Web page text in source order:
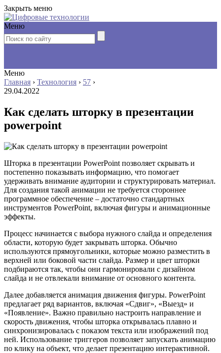
Закрыть меню
Меню
Меню
Главная › Технология › 57 ›
29.04.2022
Как сделать шторку в презентации
powerpoint
Шторка в презентации PowerPoint позволяет скрывать и
постепенно показывать информацию, что помогает
удерживать внимание аудитории и структурировать материал.
Для создания такой анимации не требуется стороннее
программное обеспечение – достаточно стандартных
инструментов PowerPoint, включая фигуры и анимационные
эффекты.
Процесс начинается с выбора нужного слайда и определения
области, которую будет закрывать шторка. Обычно
используются прямоугольники, которые можно разместить в
верхней или боковой части слайда. Размер и цвет шторки
подбираются так, чтобы они гармонировали с дизайном
слайда и не отвлекали внимание от основного контента.
Далее добавляется анимация движения фигуры. PowerPoint
предлагает ряд вариантов, включая «Сдвиг», «Выезд» и
«Появление». Важно правильно настроить направление и
скорость движения, чтобы шторка открывалась плавно и
синхронизировалась с показом текста или изображений под
ней. Использование триггеров позволяет запускать анимацию
по клику на объект, что делает презентацию интерактивной.